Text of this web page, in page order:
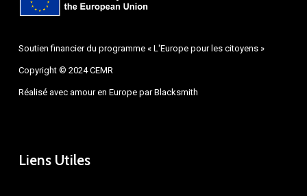
Soutien financier du programme « L'Europe pour les citoyens »
Copyright © 2024 CEMR
Réalisé avec amour en Europe parBlacksmith
Liens Utiles